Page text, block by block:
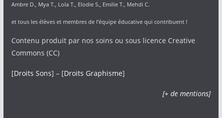
Ambre D., Mya T., Lola T., Elodie S., Emilie T., Mehdi C.
et tous les élèves et membres de l’équipe éducative qui contribuent !
Contenu produit par nos soins ou sous licence Creative
Commons (CC)
[Droits Sons] – [Droits Graphisme]
[+ de mentions]